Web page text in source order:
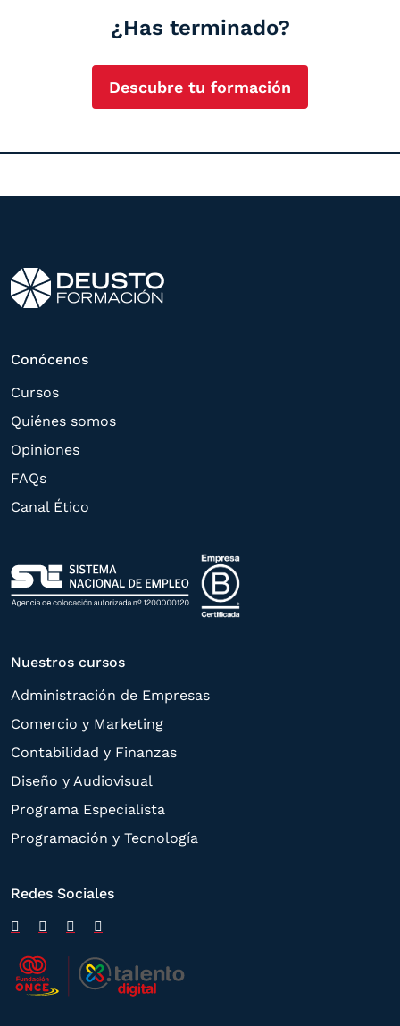
¿Has terminado?
Descubre tu formación
Conócenos
Cursos
Quiénes somos
Opiniones
FAQs
Canal Ético
Nuestros cursos
Administración de Empresas
Comercio y Marketing
Contabilidad y Finanzas
Diseño y Audiovisual
Programa Especialista
Programación y Tecnología
Redes Sociales